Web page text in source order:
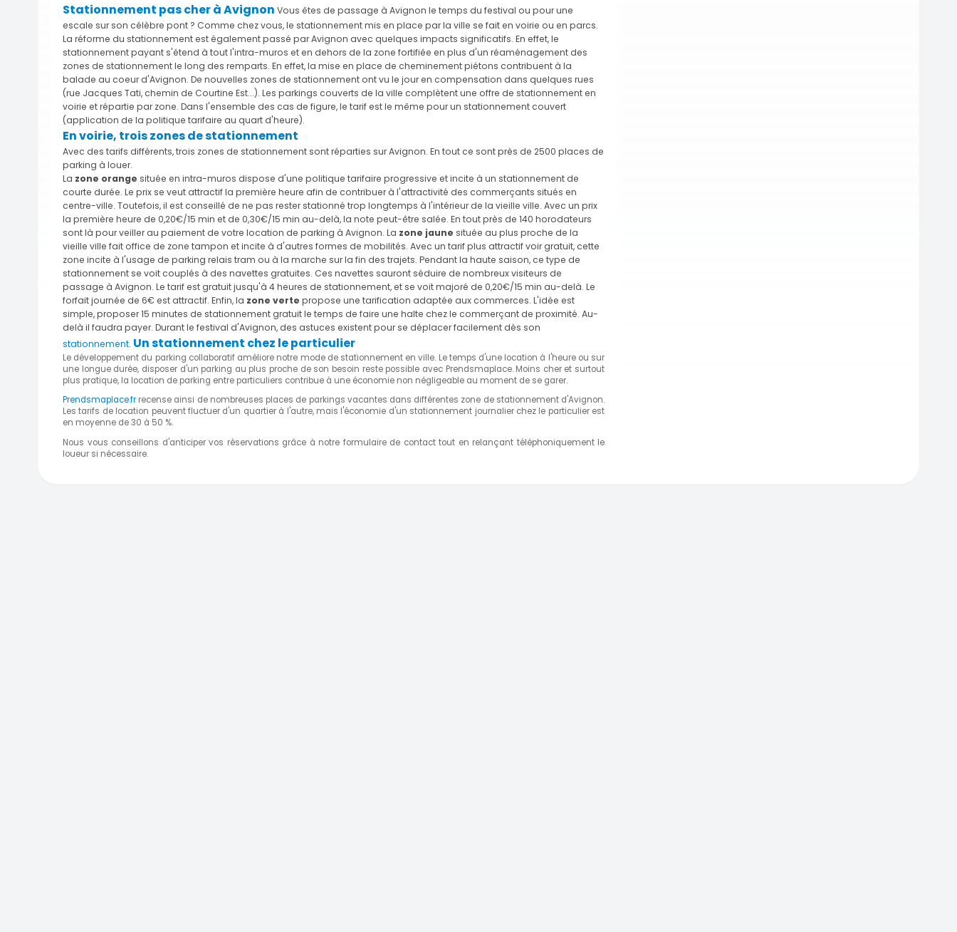
Stationnement pas cher à Avignon Vous êtes de passage à Avignon le temps du festival ou pour une
escale sur son célèbre pont ? Comme chez vous, le stationnement mis en place par la ville se fait en voirie ou en parcs.
La réforme du stationnement est également passé par Avignon avec quelques impacts significatifs. En effet, le
stationnement payant s'étend à tout l'intra-muros et en dehors de la zone fortifiée en plus d'un réaménagement des
zones de stationnement le long des remparts. En effet, la mise en place de cheminement piétons contribuent à la
balade au coeur d'Avignon. De nouvelles zones de stationnement ont vu le jour en compensation dans quelques rues
(rue Jacques Tati, chemin de Courtine Est...). Les parkings couverts de la ville complètent une offre de stationnement en
voirie et répartie par zone. Dans l'ensemble des cas de figure, le tarif est le même pour un stationnement couvert
(application de la politique tarifaire au quart d'heure).
En voirie, trois zones de stationnement
Avec des tarifs différents, trois zones de stationnement sont réparties sur Avignon. En tout ce sont près de 2500 places de
parking à louer.
La zone orange située en intra-muros dispose d'une politique tarifaire progressive et incite à un stationnement de
courte durée. Le prix se veut attractif la première heure afin de contribuer à l'attractivité des commerçants situés en
centre-ville. Toutefois, il est conseillé de ne pas rester stationné trop longtemps à l'intérieur de la vieille ville. Avec un prix
la première heure de 0,20€/15 min et de 0,30€/15 min au-delà, la note peut-être salée. En tout près de 140 horodateurs
sont là pour veiller au paiement de votre location de parking à Avignon. La zone jaune située au plus proche de la
vieille ville fait office de zone tampon et incite à d'autres formes de mobilités. Avec un tarif plus attractif voir gratuit, cette
zone incite à l'usage de parking relais tram ou à la marche sur la fin des trajets. Pendant la haute saison, ce type de
stationnement se voit couplés à des navettes gratuites. Ces navettes sauront séduire de nombreux visiteurs de
passage à Avignon. Le tarif est gratuit jusqu'à 4 heures de stationnement, et se voit majoré de 0,20€/15 min au-delà. Le
forfait journée de 6€ est attractif. Enfin, la zone verte propose une tarification adaptée aux commerces. L'idée est
simple, proposer 15 minutes de stationnement gratuit le temps de faire une halte chez le commerçant de proximité. Au-
delà il faudra payer. Durant le festival d'Avignon, des astuces existent pour se déplacer facilement dès son
stationnement. Un stationnement chez le particulier
Le développement du parking collaboratif améliore notre mode de stationnement en ville. Le temps d'une location à l'heure ou sur
une longue durée, disposer d'un parking au plus proche de son besoin reste possible avec Prendsmaplace. Moins cher et surtout
plus pratique, la location de parking entre particuliers contribue à une économie non négligeable au moment de se garer.
Prendsmaplace.fr recense ainsi de nombreuses places de parkings vacantes dans différentes zone de stationnement d'Avignon.
Les tarifs de location peuvent fluctuer d'un quartier à l'autre, mais l'économie d'un stationnement journalier chez le particulier est
en moyenne de 30 à 50 %.
Nous vous conseillons d'anticiper vos réservations grâce à notre formulaire de contact tout en relançant téléphoniquement le
loueur si nécessaire.